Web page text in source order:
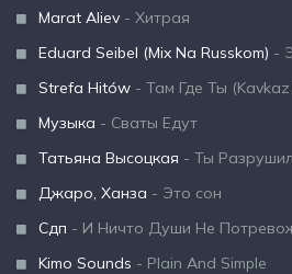
Marat Aliev - Хитрая
Eduard Seibel (Mix Na Russkom) -
Strefa Hitów - Там Где Ты (Kavkaz
Музыка - Сваты Едут
Татьяна Высоцкая - Ты
Джаро, Ханза - Это сон
Сдп - И Ничто Души Не
Kimo Sounds - Plain And Simple